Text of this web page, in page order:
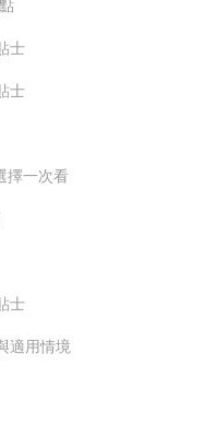
士
士
擇一次看
士
適用情境